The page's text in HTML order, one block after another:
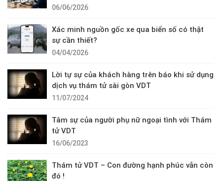
06/06/2026
Xác minh nguồn gốc xe qua biển số có thật
sự cần thiết?
04/04/2026
Lời tự sự của khách hàng trên báo khi sử dụng
dịch vụ thám tử sài gòn VDT
11/07/2024
Tâm sự của người phụ nữ ngoại tình với Thám
tử VDT
16/06/2023
Thám tử VDT – Con đường hạnh phúc vẫn còn
đó !